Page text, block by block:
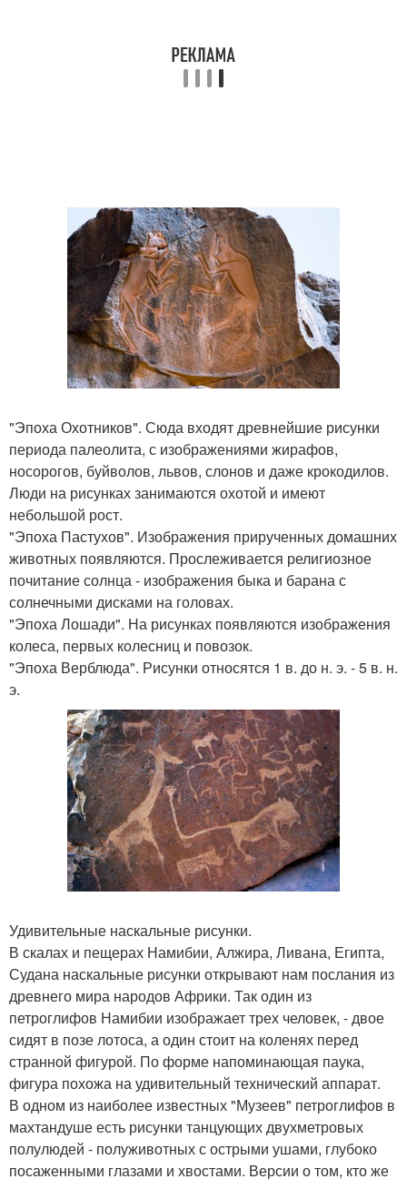
"Эпоха Охотников". Сюда входят древнейшие рисунки
периода палеолита, с изображениями жирафов,
носорогов, буйволов, львов, слонов и даже крокодилов.
Люди на рисунках занимаются охотой и имеют
небольшой рост.
"Эпоха Пастухов". Изображения прирученных домашних
животных появляются. Прослеживается религиозное
почитание солнца - изображения быка и барана с
солнечными дисками на головах.
"Эпоха Лошади". На рисунках появляются изображения
колеса, первых колесниц и повозок.
"Эпоха Верблюда". Рисунки относятся 1 в. до н. э. - 5 в. н.
э.
Удивительные наскальные рисунки.
В скалах и пещерах Намибии, Алжира, Ливана, Египта,
Судана наскальные рисунки открывают нам послания из
древнего мира народов Африки. Так один из
петроглифов Намибии изображает трех человек, - двое
сидят в позе лотоса, а один стоит на коленях перед
странной фигурой. По форме напоминающая паука,
фигура похожа на удивительный технический аппарат.
В одном из наиболее известных "Музеев" петроглифов в
махтандуше есть рисунки танцующих двухметровых
полулюдей - полуживотных с острыми ушами, глубоко
посаженными глазами и хвостами. Версии о том, кто же